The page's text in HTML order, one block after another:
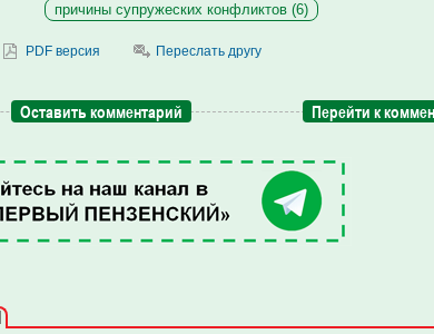
причины супружеских конфликтов (6)
PDF версия Переслать другу
Оставить комментарий Перейти к